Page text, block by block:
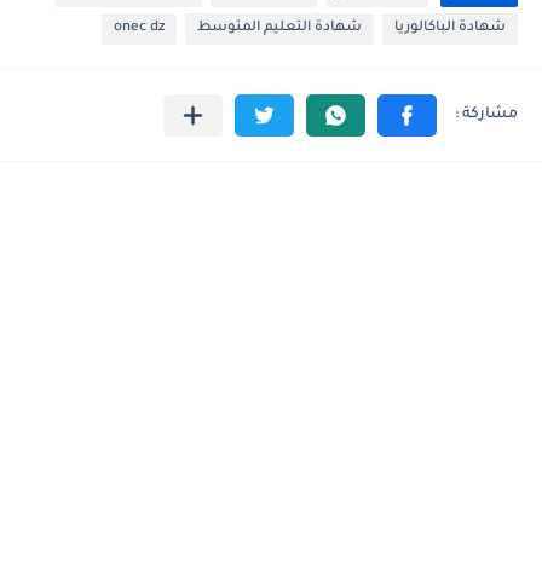
شهادة الباكالوريا شهادة التعليم المتوسط onec dz